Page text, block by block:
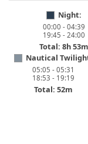
Night:
00:00 - 04:39
19:45 - 24:00
Total: 8h 53m
Nautical
05:05 - 05:31
18:53 - 19:19
Total: 52m